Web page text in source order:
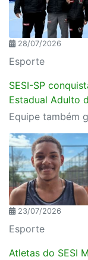
28/07/2026
Esporte
SESI-SP
Estadual Adulto
23/07/2026
Esporte
Atletas do SESI